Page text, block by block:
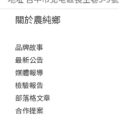
關於農純鄉
品牌故事
最新公告
媒體報導
檢驗報告
部落格文章
合作提案